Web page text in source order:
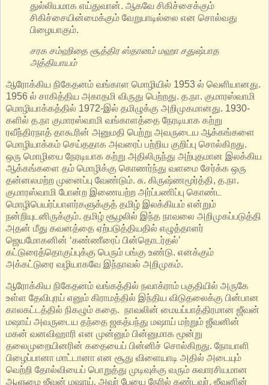
துல்லியமாக எய்துவான். ஆகவே சிகிச்சைக்கும்
சிகிச்சையின்மைக்கும் வேறுபாடில்லை என சொல்வது
பிழையாகும்.
சரக சம்ஹிதை சூத்திர ஸ்தானம் மஹா சதுஷ்பாத
அத்தியாயம்
ஆரோக்கிய நிகேதனம் வங்காள மொழியில் 1953 ல் வெளியானது.
1956 ல் சாகித்திய அகாதமி விருது பெற்றது. த.நா. குமாரஸ்வாமி
மொழியாக்கத்தில் 1972-இல் தமிழுக்கு அறிமுகமானது. 1930-
களில் த.நா குமாரஸ்வாமி வங்காளத்தை நேரடியாக கற்று
ரவீந்திரநாத் தாகூரின் அனுமதி பெற்று அவருடைய ஆக்கங்களை
மொழியாக்கம் செய்ததாக அவரைப் பற்றிய குறிப்பு சொல்கிறது.
ஒரு மொழியை நேரடியாக கற்று அதிலிருந்து அற்புதமான இலக்கிய
ஆக்கங்களை தம் மொழிக்கு கொணர்ந்து வளமை சேர்க்க ஒரு
தன்னலமற்ற முனைப்பு வேண்டும். சு. கிருஷ்ணமூர்த்தி, த.நா.
குமாரஸ்வாமி போன்ற இணையற்ற அர்ப்பணிப்பு கொண்ட
மொழிபெயர்ப்பாளர்களுக்குத் தமிழ் இலக்கியம் என்றும்
நன்றியுடனிருக்கும். தமிழ் சூழலில் இந்த நாவலை அறிமுகப்படுத்தி
அதன் மீது கவனத்தை ஏற்படுத்தியதில் எழுத்தாளர்
ஜெயமோகனின் ‘கண்ணீரைப் பின்தொடர்தல்’
கட்டுரைத்தொகுப்புக்கு பெரும் பங்கு உண்டு. எனக்கும்
அக்கட்டுரை வழியாகவே இந்நாவல் அறிமுகம்.
ஆரோக்கிய நிகேதனம் வங்கத்தில் நவாக்ராம் பகுதியில் அருகே
உள்ள தேவிபுரய் எனும் கிராமத்தில் இந்திய விடுதலைக்கு பின்பான
காலகட்டத்தில் நிகழும் கதை. நாவலின் மையப்பாத்திரமான ஜீவன்
மஷாய் அவருடைய தந்தை ஜகத்பந்து மஷாய் மற்றும் ஜீவனின்
மகன் வனவிஹாரி என முன்னும் பின்னுமாக மூன்று
தலைமுறையினரின் கதையைப் பின்னிச் சொல்கிறது. நோயாளி
பிழைப்பானா மாட்டானா என சூது விளையாடி அதில் அடையும்
வெற்றி தோல்வியைப் பொறுத்து முடிவுக்கு வரும் சுவாரசியமான
ஆளுமை ஜீவன் மஷாய். அவர் பேயை நேரில் கண்டவர். ஜீவனின்